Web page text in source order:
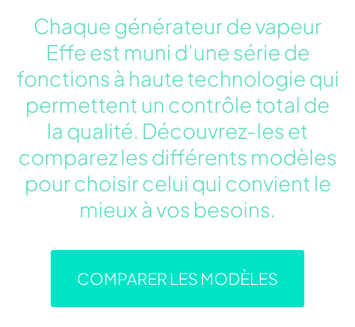
Chaque générateur de vapeur
Effe est muni d’une série de
fonctions à haute technologie qui
permettent un contrôle total de
la qualité. Découvrez-les et
comparez les différents modèles
pour choisir celui qui convient le
mieux à vos besoins.
COMPARER LES MODÈLES